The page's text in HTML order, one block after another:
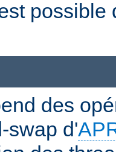
possible
des
swap d'